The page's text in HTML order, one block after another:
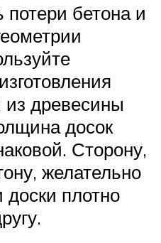
бетона и
из древесины
досок
Сторону,
желательно
доски плотно